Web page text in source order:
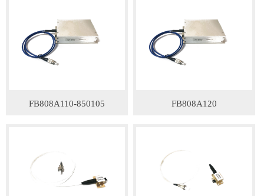
FB808A110-850105 FB808A120